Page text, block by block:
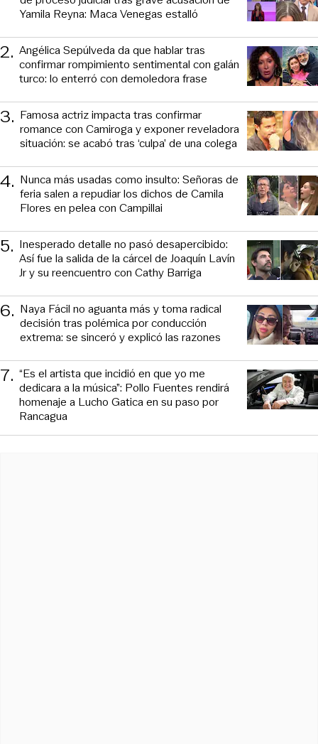
Yamila Reyna: Maca Venegas estalló
2. Angélica Sepúlveda da que hablar tras
confirmar rompimiento sentimental con galán
turco: lo enterró con demoledora frase
3. Famosa actriz impacta tras confirmar
romance con Camiroga y exponer reveladora
situación: se acabó tras ‘culpa’ de una colega
4. Nunca más usadas como insulto: Señoras de
feria salen a repudiar los dichos de Camila
Flores en pelea con Campillai
5. Inesperado detalle no pasó desapercibido:
Así fue la salida de la cárcel de Joaquín Lavín
Jr y su reencuentro con Cathy Barriga
6. Naya Fácil no aguanta más y toma radical
decisión tras polémica por conducción
extrema: se sinceró y explicó las razones
7. “Es el artista que incidió en que yo me
dedicara a la música”: Pollo Fuentes rendirá
homenaje a Lucho Gatica en su paso por
Rancagua